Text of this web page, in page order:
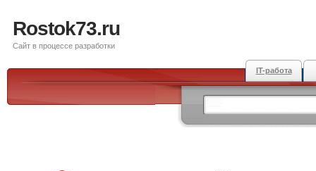
Rostok73.ru
Сайт в процессе разработки
IT-работа